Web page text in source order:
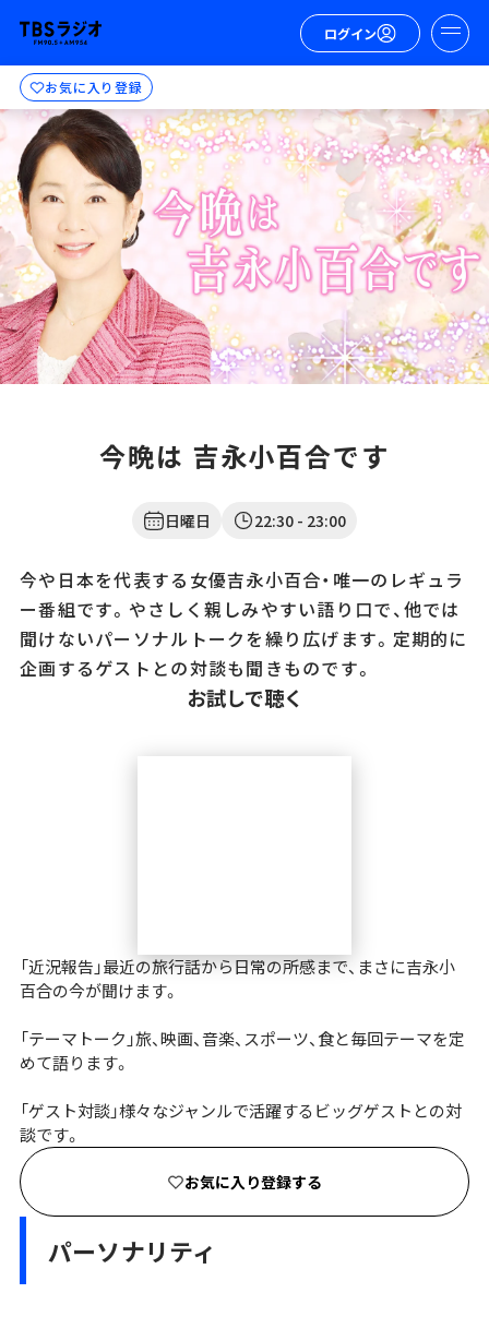
ログイン
お気に入り登録
今晩は 吉永小百合です
日曜日 22:30 - 23:00
今や日本を代表する女優吉永小百合・唯一のレギュラ
ー番組です。やさしく親しみやすい語り口で、他では
聞けないパーソナルトークを繰り広げます。定期的に
企画するゲストとの対談も聞きものです。
お試しで聴く
「近況報告」最近の旅行話から日常の所感まで、まさに吉永小
百合の今が聞けます。
「テーマトーク」旅、映画、音楽、スポーツ、食と毎回テーマを定
めて語ります。
「ゲスト対談」様々なジャンルで活躍するビッグゲストとの対
談です。
お気に入り登録する
パーソナリティ